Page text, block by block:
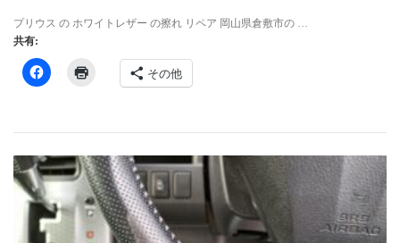
トータルリペア リペスタの インテリア リペア
プリウス の ホワイトレザー の擦れ リペア 岡山県倉敷市の …
共有:
その他